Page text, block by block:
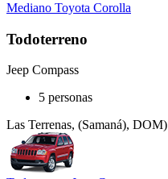
Mediano Toyota Corolla
Todoterreno
Jeep Compass
5 personas
Las Terrenas, (Samaná), DOM)